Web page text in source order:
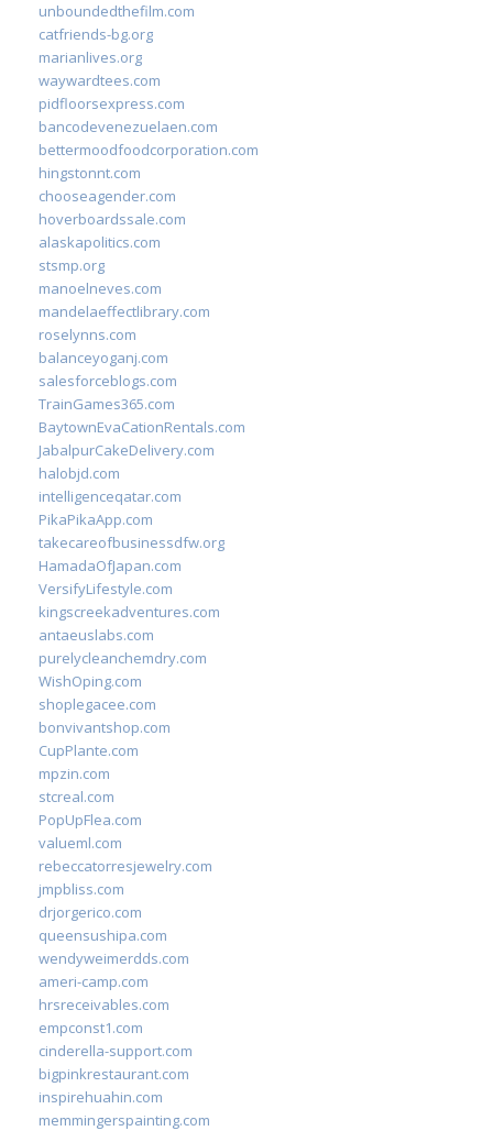
unboundedthefilm.com
catfriends-bg.org
marianlives.org
waywardtees.com
pidfloorsexpress.com
bancodevenezuelaen.com
bettermoodfoodcorporation.com
hingstonnt.com
chooseagender.com
hoverboardssale.com
alaskapolitics.com
stsmp.org
manoelneves.com
mandelaeffectlibrary.com
roselynns.com
balanceyoganj.com
salesforceblogs.com
TrainGames365.com
BaytownEvaCationRentals.com
JabalpurCakeDelivery.com
halobjd.com
intelligenceqatar.com
PikaPikaApp.com
takecareofbusinessdfw.org
HamadaOfJapan.com
VersifyLifestyle.com
kingscreekadventures.com
antaeuslabs.com
purelycleanchemdry.com
WishOping.com
shoplegacee.com
bonvivantshop.com
CupPlante.com
mpzin.com
stcreal.com
PopUpFlea.com
valueml.com
rebeccatorresjewelry.com
jmpbliss.com
drjorgerico.com
queensushipa.com
wendyweimerdds.com
ameri-camp.com
hrsreceivables.com
empconst1.com
cinderella-support.com
bigpinkrestaurant.com
inspirehuahin.com
memmingerspainting.com